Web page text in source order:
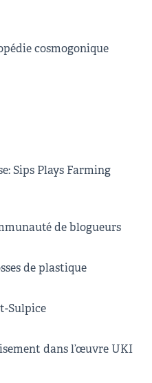
cosmogonique
Sips Plays Farming
de blogueurs
de plastique
Sulpice
dans l’œuvre UKI